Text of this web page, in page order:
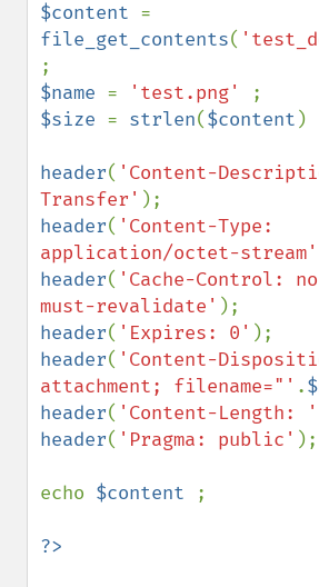
$content
file_get_contents(
$name = 'test.png'
$size = strlen($content )
header( 'Content-
Transfer'
header( 'Content-Type:
application/octet-stream'
header( 'Cache-Control:
must-revalidate'
header( 'Expires: 0'
header( 'Content-
attachment; filename="' .
header( 'Content-Length: '
header( 'Pragma: public' );
echo $content ;